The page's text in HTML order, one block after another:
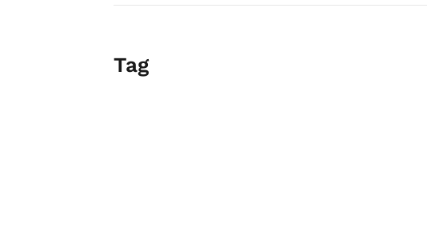
Tag